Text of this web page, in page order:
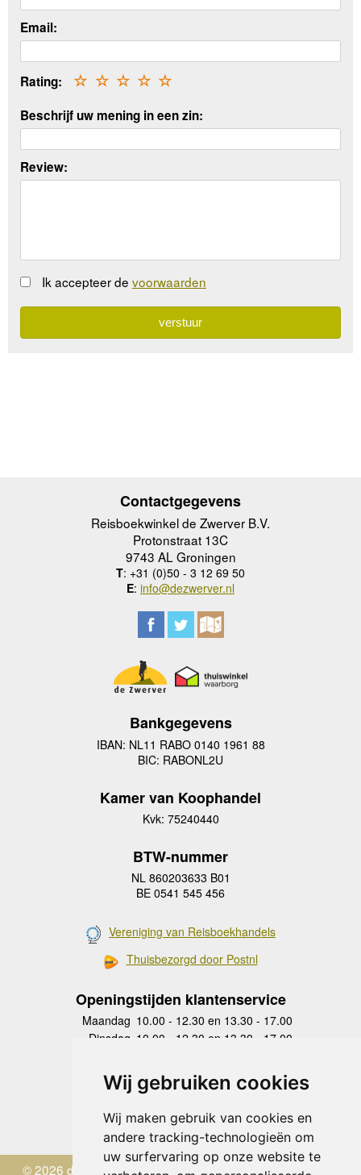
Wij gebruiken cookies
Wij maken gebruik van cookies en
andere tracking-technologieën om
uw surfervaring op onze website te
Email:
Rating: ☆
☆
☆
☆
☆
Beschrijf uw mening in een zin:
Review:
Ik accepteer de voorwaarden
Contactgegevens
Reisboekwinkel de Zwerver B.V.
Protonstraat 13C
9743 AL Groningen
T: +31 (0)50 - 3 12 69 50
E: info@dezwerver.nl
Bankgegevens
IBAN: NL11 RABO 0140 1961 88
BIC: RABONL2U
Kamer van Koophandel
Kvk: 75240440
BTW-nummer
NL 860203633 B01
BE 0541 545 456
Vereniging van Reisboekhandels
Thuisbezorgd door Postnl
Openingstijden klantenservice
Maandag 10.00 - 12.30 en 13.30 - 17.00
Dinsdag 10.00 - 12.30 en 13.30 - 17.00
Donderdag
10.00 - 12.30 en 13.30 - 17.00
Vrijdag 10.00 - 12.30 en 13.30 - 17.00
Zaterdag
gesloten
Zondag gesloten
© 2026 de Zwerver